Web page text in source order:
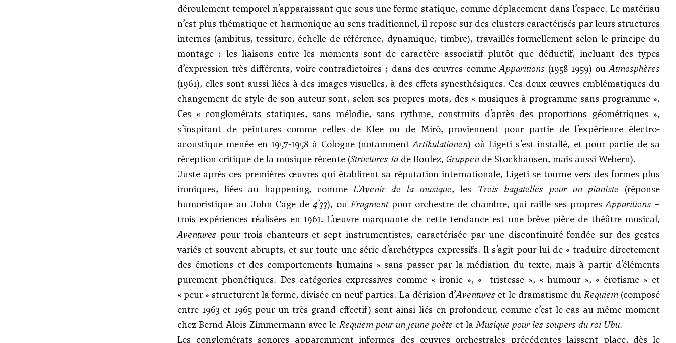
déroulement temporel n’apparaissant que sous une forme statique, comme déplacement dans l’espace. Le matériau
n’est plus thématique et harmonique au sens traditionnel, il repose sur des clusters caractérisés par leurs structures
internes (ambitus, tessiture, échelle de référence, dynamique, timbre), travaillés formellement selon le principe du
montage : les liaisons entre les moments sont de caractère associatif plutôt que déductif, incluant des types
d’expression très différents, voire contradictoires ; dans des œuvres commeApparitions (1958-1959) ouAtmosphères
(1961), elles sont aussi liées à des images visuelles, à des effets synesthésiques. Ces deux œuvres emblématiques du
changement de style de son auteur sont, selon ses propres mots, des « musiques à programme sans programme ».
Ces « conglomérats statiques, sans mélodie, sans rythme, construits d’après des proportions géométriques »,
s’inspirant de peintures comme celles de Klee ou de Miró, proviennent pour partie de l’expérience électro-
acoustique menée en 1957-1958 à Cologne (notammentArtikulationen) où Ligeti s’est installé, et pour partie de sa
réception critique de la musique récente (Structures Ia de Boulez, Gruppen de Stockhausen, mais aussi Webern).
Juste après ces premières œuvres qui établirent sa réputation internationale, Ligeti se tourne vers des formes plus
ironiques, liées au happening, commeL’Avenir de la musique, les Trois bagatelles pour un pianiste (réponse
humoristique au John Cage de 4’33), ou Fragmentpour orchestre de chambre, qui raille ses propresApparitions –
trois expériences réalisées en 1961. L’œuvre marquante de cette tendance est une brève pièce de théâtre musical,
Aventures pour trois chanteurs et sept instrumentistes, caractérisée par une discontinuité fondée sur des gestes
variés et souvent abrupts, et sur toute une série d’archétypes expressifs. Il s’agit pour lui de « traduire directement
des émotions et des comportements humains » sans passer par la médiation du texte, mais à partir d’éléments
purement phonétiques. Des catégories expressives comme « ironie », « tristesse », « humour », « érotisme » et
« peur » structurent la forme, divisée en neuf parties. La dérision d’Aventureset le dramatisme du Requiem(composé
entre 1963 et 1965 pour un très grand effectif) sont ainsi liés en profondeur, comme c’est le cas au même moment
chez Bernd Alois Zimmermann avec le Requiem pour un jeune poète et laMusique pour les soupers du roi Ubu.
Les conglomérats sonores apparemment informes des œuvres orchestrales précédentes laissent place, dès le